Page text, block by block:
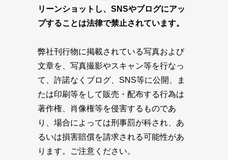
リーンショットし、SNSやブログにアッ
プすることは法律で禁止されています。
弊社刊行物に掲載されている写真および
文章を、写真撮影やスキャン等を行なっ
て、許諾なくブログ、SNS等に公開、ま
たは印刷等をして販売・配布する行為は
著作権、肖像権等を侵害するものであ
り、場合によっては刑事罰が科され、あ
るいは損害賠償を請求される可能性があ
ります。ご注意ください。